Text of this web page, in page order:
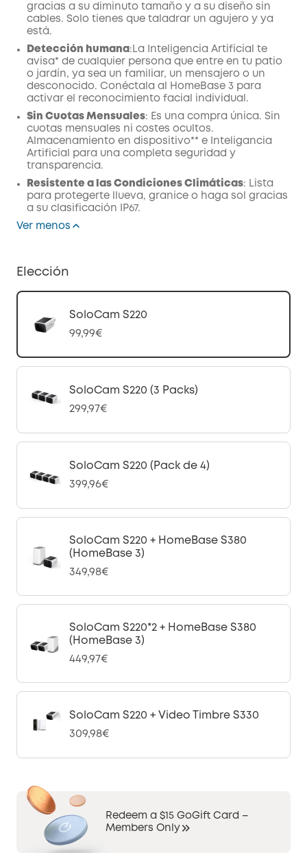
gracias a su diminuto tamaño y a su diseño sin
cables. Solo tienes que taladrar un agujero y ya
está.
Detección humana :La Inteligencia Artificial te
avisa* de cualquier persona que entre en tu patio
o jardín, ya sea un familiar, un mensajero o un
desconocido. Conéctala al HomeBase 3 para
activar el reconocimiento facial individual.
Sin Cuotas Mensuales: Es una compra única. Sin
cuotas mensuales ni costes ocultos.
Almacenamiento en dispositivo** e Inteligancia
Artificial para una completa seguridad y
transparencia.
Resistente a las Condiciones Climáticas: Lista
para protegerte llueva, granice o haga sol gracias
a su clasificación IP67.
Ver menos
Elección
SoloCam S220
99,99€
SoloCam S220 (3 Packs)
299,97€
SoloCam S220 (Pack de 4)
399,96€
SoloCam S220 + HomeBase S380
(HomeBase 3)
349,98€
SoloCam S220*2 + HomeBase S380
(HomeBase 3)
449,97€
SoloCam S220 + Video Timbre S330
309,98€
Redeem a $15 GoGift Card –
Members Only